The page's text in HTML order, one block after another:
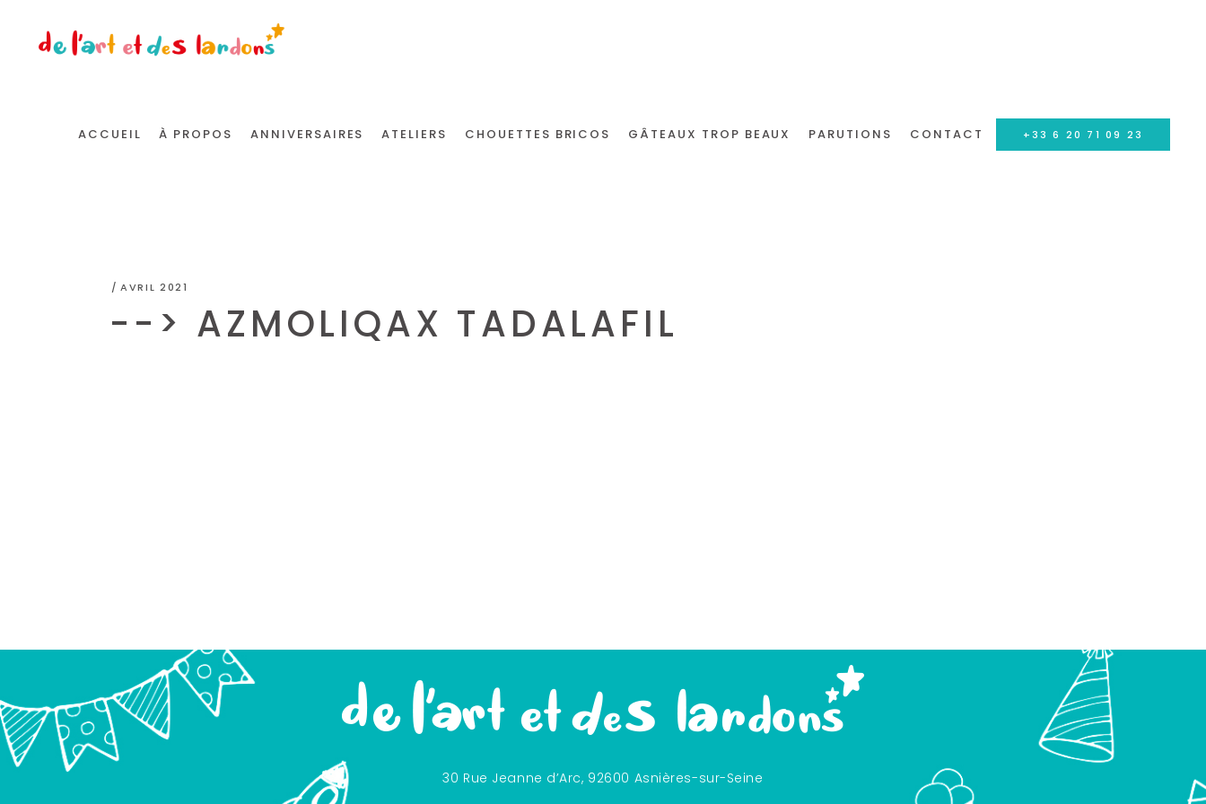
ACCUEIL À PROPOS ANNIVERSAIRES ATELIERS CHOUETTES BRICOS GÂTEAUX TROP BEAUX PARUTIONS CONTACT +33 6 20 71 09 23
AVRIL 2021
--> AZMOLIQAX TADALAFIL
30 Rue Jeanne d’Arc, 92600 Asnières-sur-Seine